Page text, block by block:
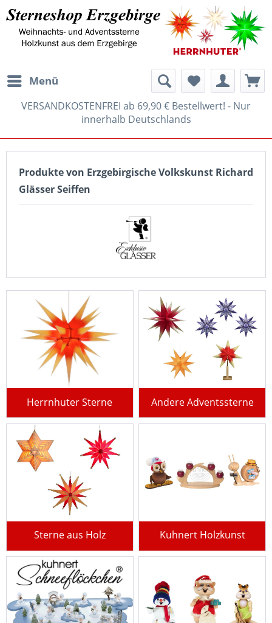
Menü
VERSANDKOSTENFREI ab 69,90 € Bestellwert! - Nur
innerhalb Deutschlands
Produkte von Erzgebirgische Volkskunst Richard
Glässer Seiffen
Herrnhuter Sterne Andere Adventssterne
Sterne aus Holz Kuhnert Holzkunst